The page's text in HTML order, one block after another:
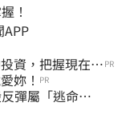
！
聞APP
資，把握現在不 PR
妳！ PR
彈屬「逃命